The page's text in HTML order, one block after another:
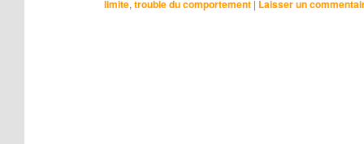
limite, trouble du comportement | Laisser un